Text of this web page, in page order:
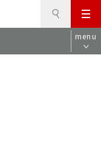
メ
ニ
ュ
menu